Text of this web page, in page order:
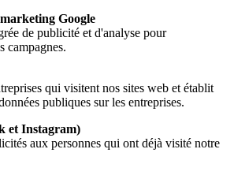
Google
de publicité et d'analyse pour
campagnes.
qui visitent nos sites web et établit
publiques sur les entreprises.
et Instagram)
aux personnes qui ont déjà visité notre